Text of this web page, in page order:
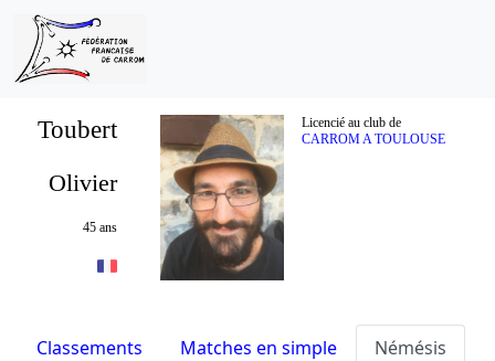
Toubert
Licencié au club de
CARROM A TOULOUSE
Olivier
45 ans
Classements Matches en simple Némésis